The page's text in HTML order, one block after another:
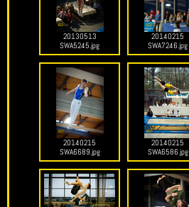
20130513
SWA5245.jpg
20140215
SWA7246.jpg
20140215
SWA6689.jpg
20140215
SWA6586.jpg